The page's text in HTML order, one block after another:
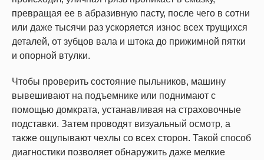
превращая ее в абразивную пасту, после чего в сотни
или даже тысячи раз ускоряется износ всех трущихся
деталей, от зубцов вала и штока до прижимной пятки
и опорной втулки.
Чтобы проверить состояние пыльников, машину
вывешивают на подъемнике или поднимают с
помощью домкрата, устанавливая на страховочные
подставки. Затем проводят визуальный осмотр, а
также ощупывают чехлы со всех сторон. Такой способ
диагностики позволяет обнаружить даже мелкие